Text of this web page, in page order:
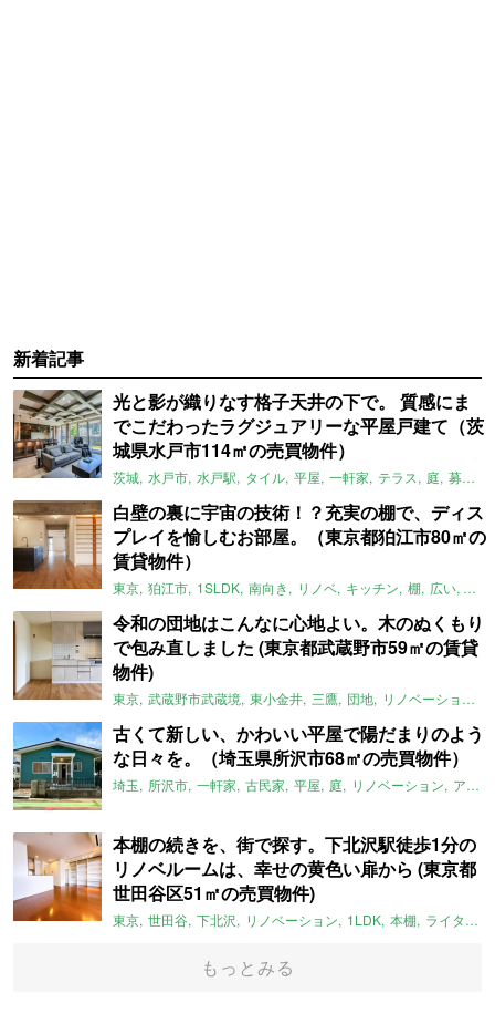
新着記事
光と影が織りなす格子天井の下で。 質感にま
でこだわったラグジュアリーな平屋戸建て（茨
城県水戸市114㎡の売買物件）
茨城 水戸市 水戸駅 タイル 平屋 一軒家 テラス 庭 募集中
白壁の裏に宇宙の技術！？充実の棚で、ディス
プレイを愉しむお部屋。（東京都狛江市80㎡の
賃貸物件）
東京 狛江市 1SLDK 南向き リノベ キッチン 棚 広い ガイ
令和の団地はこんなに心地よい。木のぬくもり
で包み直しました (東京都武蔵野市59㎡の賃貸
物件)
東京 武蔵野市武蔵境 東小金井 三鷹 団地 リノベーション
古くて新しい、かわいい平屋で陽だまりのよう
な日々を。（埼玉県所沢市68㎡の売買物件）
埼玉 所沢市 一軒家 古民家 平屋 庭 リノベーション アメリカンハウス
本棚の続きを、街で探す。下北沢駅徒歩1分の
リノベルームは、幸せの黄色い扉から (東京都
世田谷区51㎡の売買物件)
東京 世田谷 下北沢 リノベーション 1LDK 本棚 ライター：ほしりょうこ
もっとみる